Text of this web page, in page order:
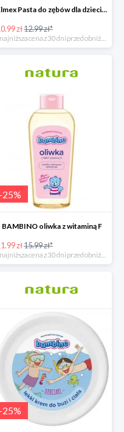
Elmex Pasta do zębów dla dzieci z aminofluorkiem od 1 ząbka do 6 lat
zł12.99 zł*
*najniższa cena z 30 dni przed obniżką
-25%
BAMBINO oliwka z witaminą F
zł15.99 zł*
-25%